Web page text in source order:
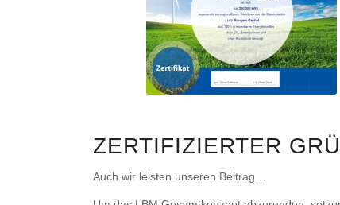
ZERTIFIZIERTER
Auch wir leisten unseren Beitrag…